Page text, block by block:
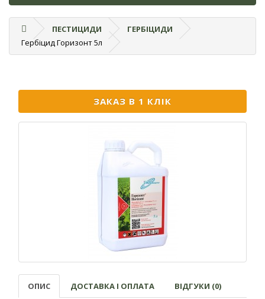
ПЕСТИЦИДИ
ГЕРБІЦИДИ
Гербіцид Горизонт 5л
ЗАКАЗ В 1 КЛІК
ОПИС ДОСТАВКА І ОПЛАТА ВІДГУКИ (0)